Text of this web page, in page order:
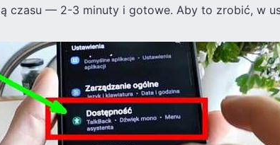
czasu — 2-3 minuty i gotowe. Aby to zrobić, w